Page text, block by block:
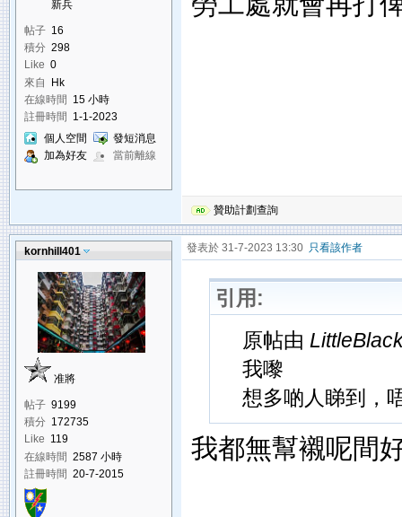
新兵
帖子 16
積分 298
Like 0
來自
Hk
在線時間 15 小時
註冊時間
1-1-2023
個人空間
發短消息
加為好友
當前離線
贊助計劃查詢
kornhill401
准將
帖子 9199
積分 172735
Like 119
在線時間 2587 小時
註冊時間 20-7-2015
發表於 31-7-2023 13:30 只看該作者
引用:
原帖由
我嚟
想多啲人睇到，
我都無幫襯呢間